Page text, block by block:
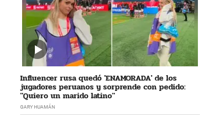
Influencer rusa quedó 'ENAMORADA' de los
jugadores peruanos y sorprende con pedido:
"Quiero un marido latino"
GARY HUAMÁN